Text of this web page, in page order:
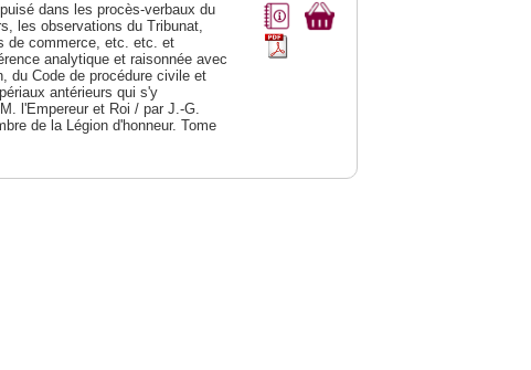
dans les procès-verbaux du
les observations du Tribunat,
de commerce, etc. etc. et
analytique et raisonnée avec
du Code de procédure civile et
antérieurs qui s'y
l'Empereur et Roi / par J.-G.
de la Légion d'honneur. Tome